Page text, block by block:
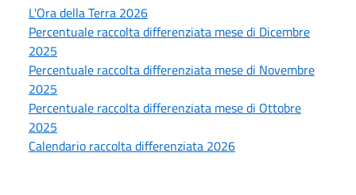
L'Ora della Terra 2026
Percentuale raccolta differenziata mese di Dicembre
2025
Percentuale raccolta differenziata mese di Novembre
2025
Percentuale raccolta differenziata mese di Ottobre
2025
Calendario raccolta differenziata 2026